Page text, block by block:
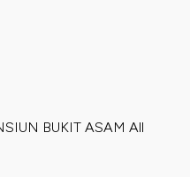
BUKIT ASAM All